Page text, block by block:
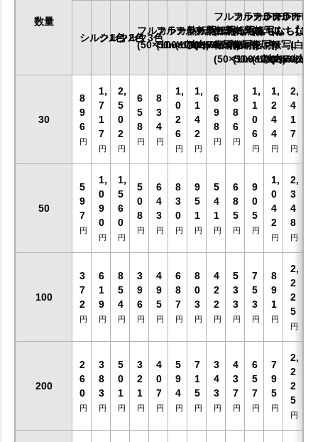
数量
シルク1色
シルク2色
シルク3色
フルカラー熱転写SS
(50×50mm以内)
フルカラー熱転写S
(100×100mm以内)
フルカラー熱転写M
(170×170mm以内)
フルカラー熱転写L
(240×200mm以内)
フルカラーDTF
(ふちなし)
転写SS
(50×50mm以内)
フルカラーDTF
(ふちなし)
転写S
(100×100mm以内)
フルカラー
(ふちなし)
転写M
(170×170mm
フルカラ
(ふちなし)
転写L
【1個
(白印
30
8
9
6
円
1,
7
1
7
円
2,
5
0
2
円
6
5
8
円
8
3
4
円
1,
0
2
6
円
1,
1
4
2
円
6
9
8
円
8
8
6
円
1,
1
0
6
円
1,
2
4
4
円
2,
4
1
7
円
50
5
9
7
円
1,
0
9
0
円
1,
5
6
0
円
5
0
8
円
6
4
3
円
8
3
0
円
9
5
1
円
5
4
1
円
6
8
5
円
9
0
5
円
1,
0
4
2
円
2,
3
4
8
円
100
3
7
2
円
6
1
9
円
8
5
4
円
3
9
6
円
4
9
5
円
6
8
7
円
8
0
3
円
4
2
2
円
5
3
3
円
7
5
3
円
8
9
1
円
2,
2
2
5
円
200
2
6
0
円
3
8
3
円
5
0
1
円
3
2
1
円
4
0
7
円
5
9
4
円
7
1
5
円
3
4
3
円
4
3
7
円
6
5
7
円
7
9
5
円
2,
2
2
5
円